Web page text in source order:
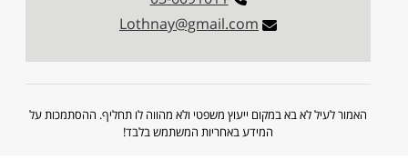
Lothnay@gmail.com
האמור לעיל לא בא במקום ייעוץ משפטי ולא מהווה לו תחליף. ההסתמכות על
המידע באחריות המשתמש בלבד!